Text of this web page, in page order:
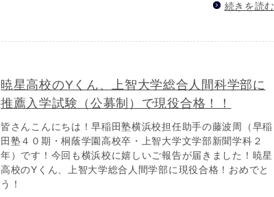
続きを読む
暁星高校のYくん、上智大学総合人間科学部に
推薦入学試験（公募制）で現役合格！！
皆さんこんにちは！早稲田塾横浜校担任助手の藤波周（早稲
田塾４０期・桐蔭学園高校卒・上智大学文学部新聞学科２
年）です！今回も横浜校に嬉しいご報告が届きました！暁星
高校のYくん、上智大学総合人間学部に現役合格！おめでと
う！